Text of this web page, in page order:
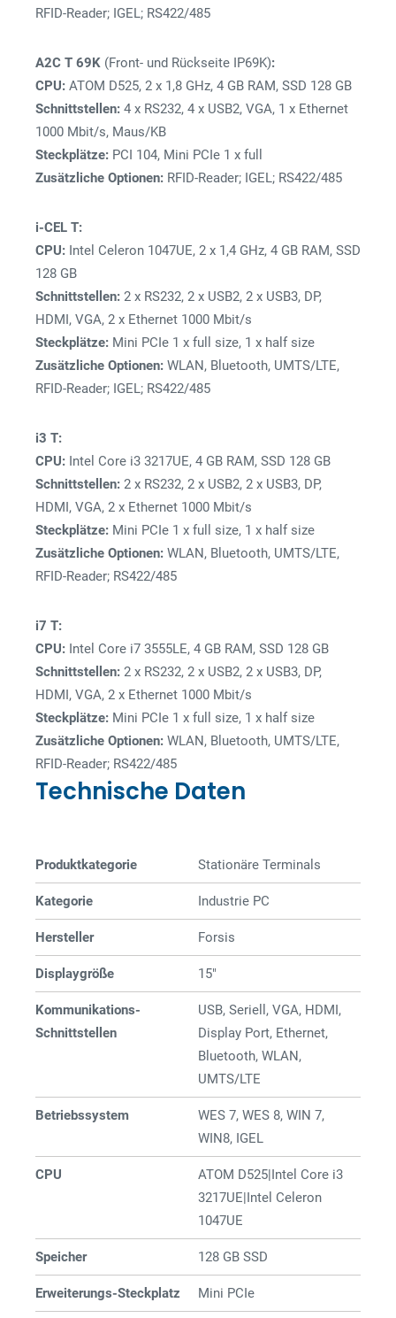
RFID-Reader; IGEL; RS422/485
A2C T 69K (Front- und Rückseite IP69K):
CPU: ATOM D525, 2 x 1,8 GHz, 4 GB RAM, SSD 128 GB
Schnittstellen: 4 x RS232, 4 x USB2, VGA, 1 x Ethernet
1000 Mbit/s, Maus/KB
Steckplätze: PCI 104, Mini PCIe 1 x full
Zusätzliche Optionen: RFID-Reader; IGEL; RS422/485
i-CEL T:
CPU: Intel Celeron 1047UE, 2 x 1,4 GHz, 4 GB RAM, SSD
128 GB
Schnittstellen: 2 x RS232, 2 x USB2, 2 x USB3, DP,
HDMI, VGA, 2 x Ethernet 1000 Mbit/s
Steckplätze: Mini PCIe 1 x full size, 1 x half size
Zusätzliche Optionen: WLAN, Bluetooth, UMTS/LTE,
RFID-Reader; IGEL; RS422/485
i3 T:
CPU: Intel Core i3 3217UE, 4 GB RAM, SSD 128 GB
Schnittstellen: 2 x RS232, 2 x USB2, 2 x USB3, DP,
HDMI, VGA, 2 x Ethernet 1000 Mbit/s
Steckplätze: Mini PCIe 1 x full size, 1 x half size
Zusätzliche Optionen: WLAN, Bluetooth, UMTS/LTE,
RFID-Reader; RS422/485
i7 T:
CPU: Intel Core i7 3555LE, 4 GB RAM, SSD 128 GB
Schnittstellen: 2 x RS232, 2 x USB2, 2 x USB3, DP,
HDMI, VGA, 2 x Ethernet 1000 Mbit/s
Steckplätze: Mini PCIe 1 x full size, 1 x half size
Zusätzliche Optionen: WLAN, Bluetooth, UMTS/LTE,
RFID-Reader; RS422/485
Technische Daten
Produktkategorie Stationäre Terminals
Kategorie Industrie PC
Hersteller Forsis
Displaygröße 15"
Kommunikations-
Schnittstellen
USB, Seriell, VGA, HDMI,
Display Port, Ethernet,
Bluetooth, WLAN,
UMTS/LTE
Betriebssystem
WES 7, WES 8, WIN 7,
WIN8, IGEL
CPU
ATOM D525|Intel Core i3
3217UE|Intel Celeron
1047UE
Speicher 128 GB SSD
Erweiterungs-Steckplatz Mini PCIe